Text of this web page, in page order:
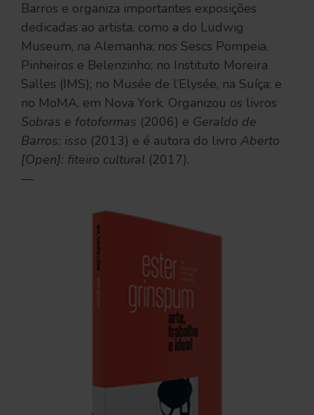
Barros e organiza importantes exposições
dedicadas ao artista, como a do Ludwig
Museum, na Alemanha; nos Sescs Pompeia,
Pinheiros e Belenzinho; no Instituto Moreira
Salles (IMS); no Musée de l’Elysée, na Suíça; e
no MoMA, em Nova York. Organizou os livros
Sobras e fotoformas (2006) e Geraldo de
Barros: isso (2013) e é autora do livro Aberto
[Open]: fiteiro cultural (2017).
—